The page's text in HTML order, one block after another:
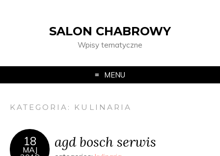
SALON CHABROWY
Wpisy tematyczne
MENU
KATEGORIA: KULINARIA
18
MAJ agd bosch serwis